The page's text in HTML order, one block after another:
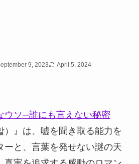
9, 2023 April 5, 2024
ウソ─誰にも言えない秘密
）』は、嘘を聞き取る能力を
ーと、言葉を発せない謎の天